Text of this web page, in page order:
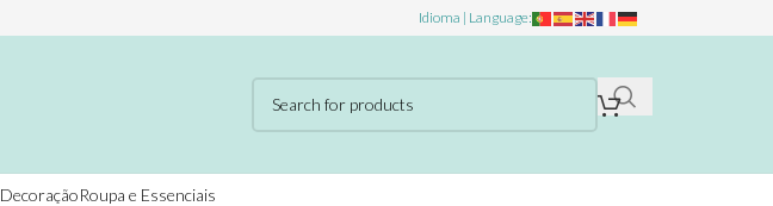
Idioma | Language:
DecoraçãoRoupa e Essenciais